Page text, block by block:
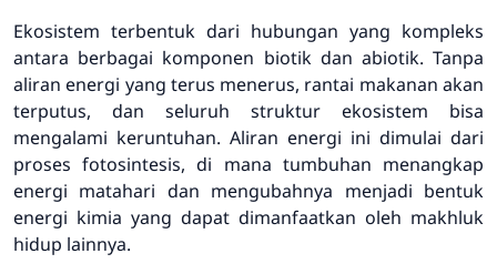
Ekosistem terbentuk dari hubungan yang kompleks
antara berbagai komponen biotik dan abiotik. Tanpa
aliran energi yang terus menerus, rantai makanan akan
terputus, dan seluruh struktur ekosistem bisa
mengalami keruntuhan. Aliran energi ini dimulai dari
proses fotosintesis, di mana tumbuhan menangkap
energi matahari dan mengubahnya menjadi bentuk
energi kimia yang dapat dimanfaatkan oleh makhluk
hidup lainnya.